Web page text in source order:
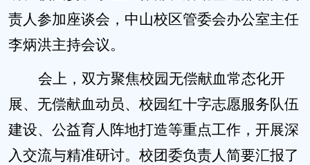
责人参加座谈会，中山校区管委会办公室主任
李炳洪主持会议。
会上，双方聚焦校园无偿献血常态化开
展、无偿献血动员、校园红十字志愿服务队伍
建设、公益育人阵地打造等重点工作，开展深
入交流与精准研讨。校团委负责人简要汇报了